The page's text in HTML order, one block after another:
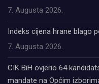
7. Augusta 2026.
Indeks cijena hrane blago
7. Augusta 2026.
CIK BiH ovjerio 64
mandate na Općim